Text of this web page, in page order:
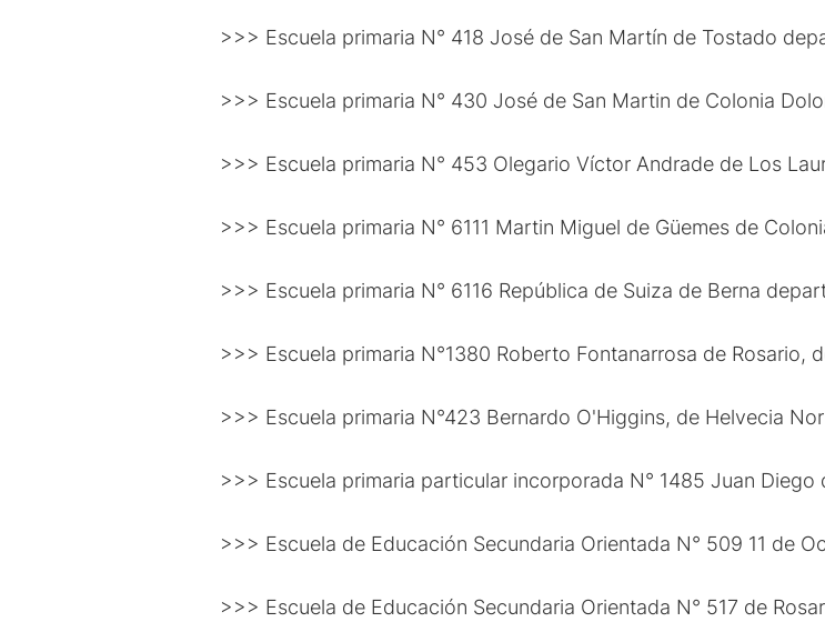
>>> Escuela primaria N° 418 José de San Martín de Tostado
>>> Escuela primaria N° 430 José de San Martin de Colonia
>>> Escuela primaria N° 453 Olegario Víctor Andrade de Los
>>> Escuela primaria N° 6111 Martin Miguel de Güemes de
>>> Escuela primaria N° 6116 República de Suiza de Berna
>>> Escuela primaria N°1380 Roberto Fontanarrosa de Rosario,
>>> Escuela primaria N°423 Bernardo O'Higgins, de Helvecia
>>> Escuela primaria particular incorporada N° 1485 Juan Diego
>>> Escuela de Educación Secundaria Orientada N° 509 11 de
>>> Escuela de Educación Secundaria Orientada N° 517 de